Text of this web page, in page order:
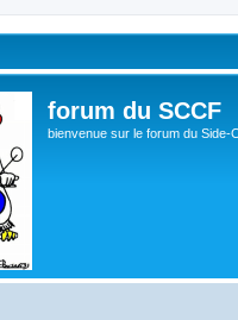
forum du SCCF
bienvenue sur le forum du Side-